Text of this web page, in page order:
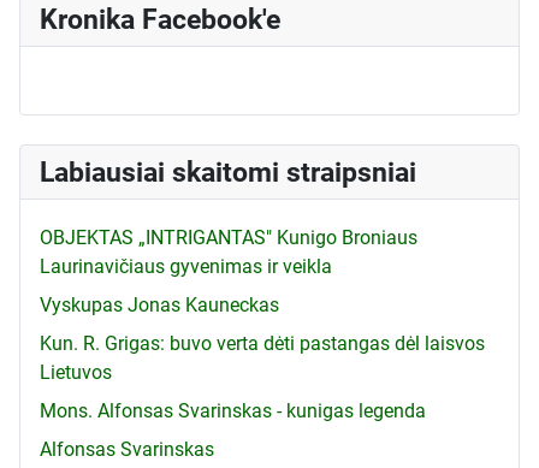
Kronika Facebook'e
Labiausiai skaitomi straipsniai
OBJEKTAS „INTRIGANTAS" Kunigo Broniaus
Laurinavičiaus gyvenimas ir veikla
Vyskupas Jonas Kauneckas
Kun. R. Grigas: buvo verta dėti pastangas dėl laisvos
Lietuvos
Mons. Alfonsas Svarinskas - kunigas legenda
Alfonsas Svarinskas